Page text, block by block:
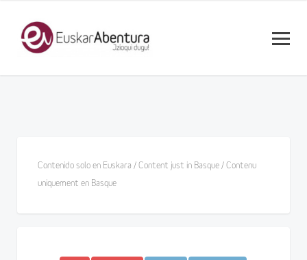
Contenido solo en Euskara / Content just in Basque / Contenu
uniquement en Basque